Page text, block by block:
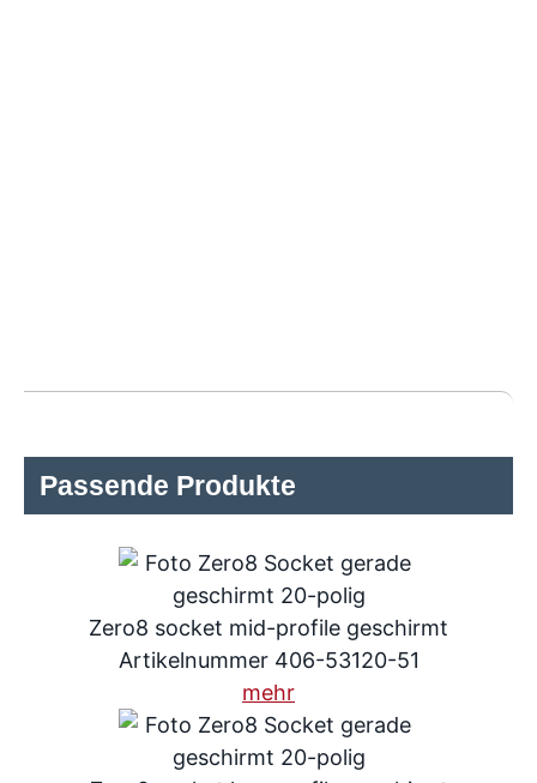
Passende Produkte
Zero8 socket mid-profile geschirmt
Artikelnummer 406-53120-51
mehr